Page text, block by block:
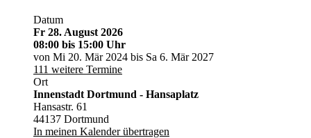
Datum
Fr 28. August 2026
08:00 bis 15:00 Uhr
von Mi 20. Mär 2024 bis Sa 6. Mär 2027
111 weitere Termine
Ort
Innenstadt Dortmund - Hansaplatz
Hansastr. 61
44137 Dortmund
In meinen Kalender übertragen